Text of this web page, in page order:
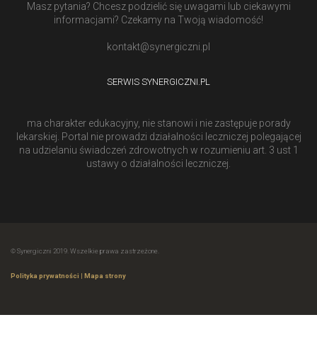
Masz pytania? Chcesz podzielić się uwagami lub ciekawymi
informacjami? Czekamy na Twoją wiadomość!
kontakt@synergiczni.pl
SERWIS SYNERGICZNI.PL
ma charakter edukacyjny, nie stanowi i nie zastępuje porady
lekarskiej. Portal nie prowadzi działalności leczniczej polegającej
na udzielaniu świadczeń zdrowotnych w rozumieniu art. 3 ust 1
ustawy o działalności leczniczej.
© Synergiczni 2019. Wszelkie prawa zastrzeżone.
Polityka prywatności | Mapa strony